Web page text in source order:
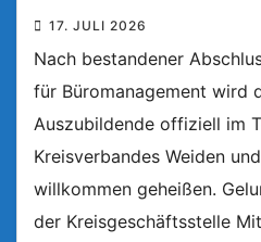
17. JULI 2026
Nach bestandener
für Büromanagement wird
Auszubildende offiziell im
Kreisverbandes Weiden
willkommen geheißen.
der Kreisgeschäftsstelle